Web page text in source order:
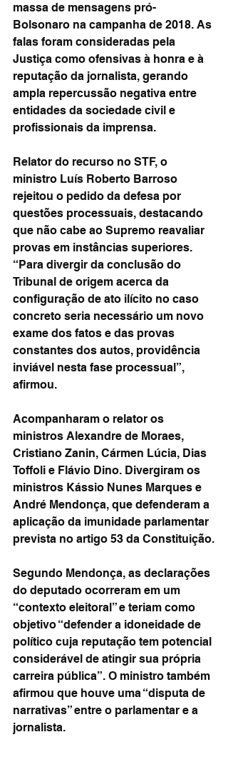
massa de mensagens pró-
Bolsonaro na campanha de 2018. As
falas foram consideradas pela
Justiça como ofensivas à honra e à
reputação da jornalista, gerando
ampla repercussão negativa entre
entidades da sociedade civil e
profissionais da imprensa.
Relator do recurso no STF, o
ministro Luís Roberto Barroso
rejeitou o pedido da defesa por
questões processuais, destacando
que não cabe ao Supremo reavaliar
provas em instâncias superiores.
“Para divergir da conclusão do
Tribunal de origem acerca da
configuração de ato ilícito no caso
concreto seria necessário um novo
exame dos fatos e das provas
constantes dos autos, providência
inviável nesta fase processual”,
afirmou.
Acompanharam o relator os
ministros Alexandre de Moraes,
Cristiano Zanin, Cármen Lúcia, Dias
Toffoli e Flávio Dino. Divergiram os
ministros Kássio Nunes Marques e
André Mendonça, que defenderam a
aplicação da imunidade parlamentar
prevista no artigo 53 da Constituição.
Segundo Mendonça, as declarações
do deputado ocorreram em um
“contexto eleitoral” e teriam como
objetivo “defender a idoneidade de
político cuja reputação tem potencial
considerável de atingir sua própria
carreira pública”. O ministro também
afirmou que houve uma “disputa de
narrativas” entre o parlamentar e a
jornalista.